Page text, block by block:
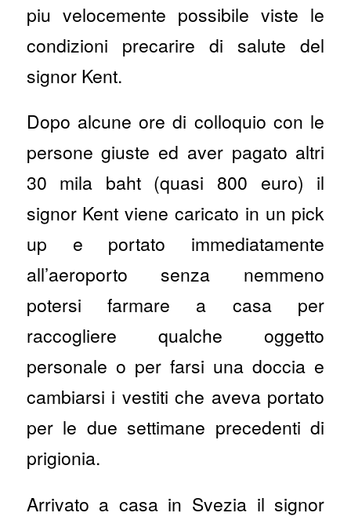
piu velocemente possibile viste le
condizioni precarire di salute del
signor Kent.
Dopo alcune ore di colloquio con le
persone giuste ed aver pagato altri
30 mila baht (quasi 800 euro) il
signor Kent viene caricato in un pick
up e portato immediatamente
all’aeroporto senza nemmeno
potersi farmare a casa per
raccogliere qualche oggetto
personale o per farsi una doccia e
cambiarsi i vestiti che aveva portato
per le due settimane precedenti di
prigionia.
Arrivato a casa in Svezia il signor